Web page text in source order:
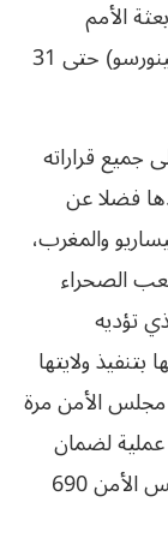
الأمم
المتحدة للاستفتاء في الصحراء الغربية (المينورسو) حتى 31
جميع قراراته
فضلا عن
والمغرب،
الصحراء
تؤديه
ولايتها
الأمن مرة
لضمان
التنفيذ الكامل لولايتها كما حددها قرار مجلس الأمن 690